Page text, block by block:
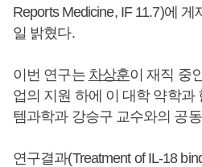
Reports Medicine, IF 11.7)에
일 밝혔다.
이번 연구는 차상훈이 재직 중
업의 지원 하에 이 대학 약학과
템과학과 강승구 교수와의 공
연구결과(Treatment of IL-18